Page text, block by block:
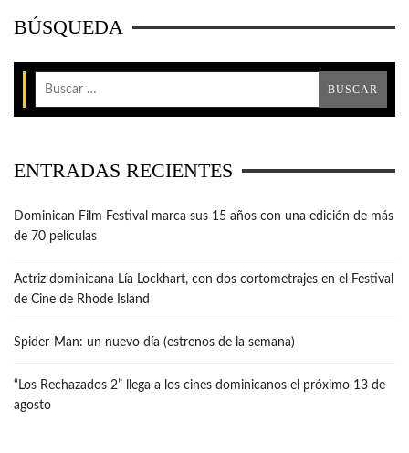
BÚSQUEDA
ENTRADAS RECIENTES
Dominican Film Festival marca sus 15 años con una edición de más
de 70 películas
Actriz dominicana Lía Lockhart, con dos cortometrajes en el Festival
de Cine de Rhode Island
Spider-Man: un nuevo día (estrenos de la semana)
“Los Rechazados 2” llega a los cines dominicanos el próximo 13 de
agosto